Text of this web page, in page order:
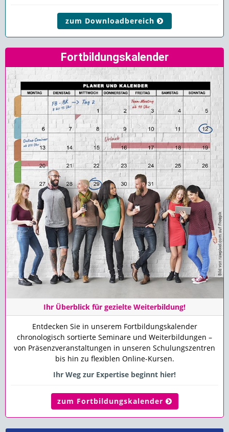
zum Downloadbereich
Fortbildungskalender
Ihr Überblick für gezielte Weiterbildung!
Entdecken Sie in unserem Fortbildungskalender
chronologisch sortierte Seminare und Weiterbildungen –
von Präsenzveranstaltungen in unseren Schulungszentren
bis hin zu flexiblen Online-Kursen.
Ihr Weg zur Expertise beginnt hier!
zum Fortbildungskalender